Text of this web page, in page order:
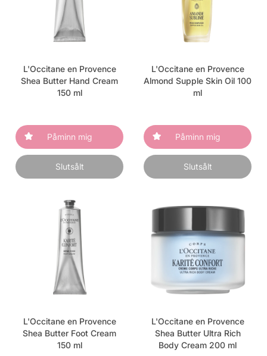
L'Occitane en Provence
Shea Butter Hand Cream
150 ml
Påminn mig
Slutsålt
L'Occitane en Provence
Almond Supple Skin Oil 100
ml
Påminn mig
Slutsålt
L'Occitane en Provence
Shea Butter Foot Cream
150 ml
L'Occitane en Provence
Shea Butter Ultra Rich
Body Cream 200 ml